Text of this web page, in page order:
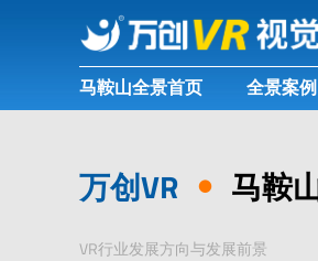
马鞍山全景首页 全景案例
万创VR 马鞍
VR行业发展方向与发展前景